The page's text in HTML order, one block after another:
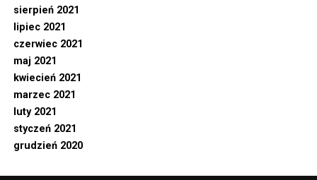
sierpień 2021
lipiec 2021
czerwiec 2021
maj 2021
kwiecień 2021
marzec 2021
luty 2021
styczeń 2021
grudzień 2020